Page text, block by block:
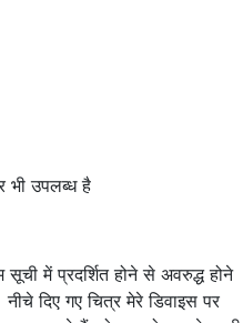
भी उपलब्ध है
में प्रदर्शित होने से अवरुद्ध होने
दिए गए चित्र मेरे डिवाइस पर